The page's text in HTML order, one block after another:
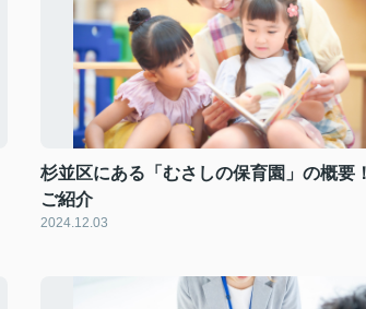
杉並区にある「むさしの保育園」の概要
ご紹介
2024.12.03